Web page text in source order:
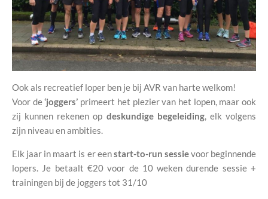
Ook als recreatief loper ben je bij AVR van harte welkom!
Voor de‘joggers’ primeert het plezier van het lopen, maar ook
zij kunnen rekenen op deskundige begeleiding, elk volgens
zijn niveau en ambities.
Elk jaar in maart is er eenstart-to-run sessievoor beginnende
lopers. Je betaalt €20 voor de 10 weken durende sessie +
trainingen bij de joggers tot 31/10